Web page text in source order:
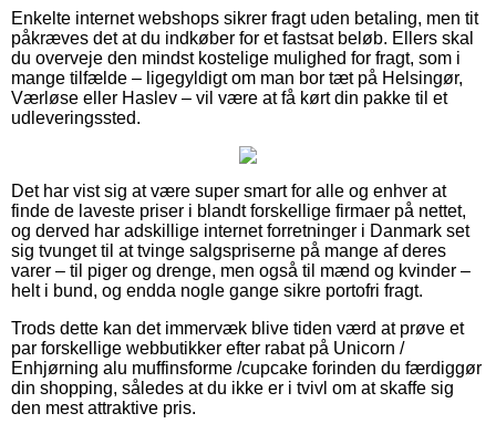
Enkelte internet webshops sikrer fragt uden betaling, men tit
påkræves det at du indkøber for et fastsat beløb. Ellers skal
du overveje den mindst kostelige mulighed for fragt, som i
mange tilfælde – ligegyldigt om man bor tæt på Helsingør,
Værløse eller Haslev – vil være at få kørt din pakke til et
udleveringssted.
Det har vist sig at være super smart for alle og enhver at
finde de laveste priser i blandt forskellige firmaer på nettet,
og derved har adskillige internet forretninger i Danmark set
sig tvunget til at tvinge salgspriserne på mange af deres
varer – til piger og drenge, men også til mænd og kvinder –
helt i bund, og endda nogle gange sikre portofri fragt.
Trods dette kan det immervæk blive tiden værd at prøve et
par forskellige webbutikker efter rabat på Unicorn /
Enhjørning alu muffinsforme /cupcake forinden du færdiggør
din shopping, således at du ikke er i tvivl om at skaffe sig
den mest attraktive pris.